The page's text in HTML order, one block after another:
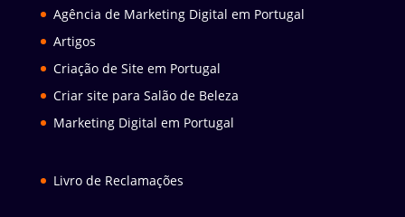
Agência de Marketing Digital em Portugal
Artigos
Criação de Site em Portugal
Criar site para Salão de Beleza
Marketing Digital em Portugal
Livro de Reclamações